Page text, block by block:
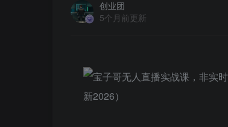
创业团
5个月前更新